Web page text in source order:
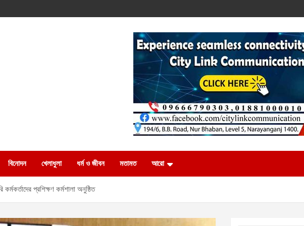
বিনোদন খেলাধুলা ধর্ম ও জীবন মতামত আরো
প্রশিক্ষণ কর্মশালা অনুষ্ঠিত